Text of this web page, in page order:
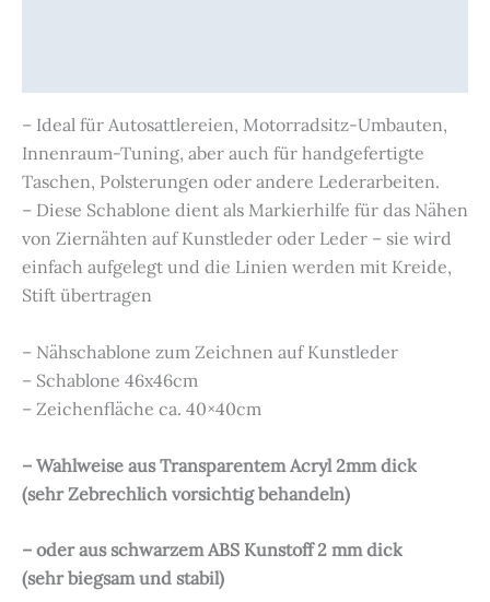
– Ideal für Autosattlereien, Motorradsitz-Umbauten,
Innenraum-Tuning, aber auch für handgefertigte
Taschen, Polsterungen oder andere Lederarbeiten.
– Diese Schablone dient als Markierhilfe für das Nähen
von Ziernähten auf Kunstleder oder Leder – sie wird
einfach aufgelegt und die Linien werden mit Kreide,
Stift übertragen
– Nähschablone zum Zeichnen auf Kunstleder
– Schablone 46x46cm
– Zeichenfläche ca. 40×40cm
– Wahlweise aus Transparentem Acryl 2mm dick
(sehr Zebrechlich vorsichtig behandeln)
– oder aus schwarzem ABS Kunstoff 2 mm dick
(sehr biegsam und stabil)